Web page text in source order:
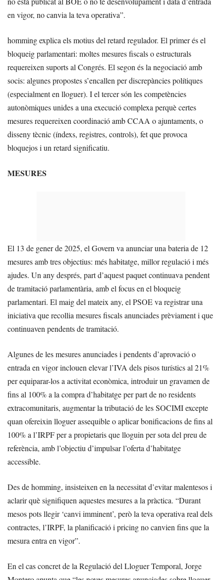
en vigor, no canvia la teva operativa”.
homming explica els motius del retard regulador. El primer és el
bloqueig parlamentari: moltes mesures fiscals o estructurals
requereixen suports al Congrés. El segon és la negociació amb
socis: algunes propostes s’encallen per discrepàncies polítiques
(especialment en lloguer). I el tercer són les competències
autonòmiques unides a una execució complexa perquè certes
mesures requereixen coordinació amb CCAA o ajuntaments, o
disseny tècnic (índexs, registres, controls), fet que provoca
bloquejos i un retard significatiu.
MESURES
El 13 de gener de 2025, el Govern va anunciar una bateria de 12
mesures amb tres objectius: més habitatge, millor regulació i més
ajudes. Un any després, part d’aquest paquet continuava pendent
de tramitació parlamentària, amb el focus en el bloqueig
parlamentari. El maig del mateix any, el PSOE va registrar una
iniciativa que recollia mesures fiscals anunciades prèviament i que
continuaven pendents de tramitació.
Algunes de les mesures anunciades i pendents d’aprovació o
entrada en vigor inclouen elevar l’IVA dels pisos turístics al 21%
per equiparar-los a activitat econòmica, introduir un gravamen de
fins al 100% a la compra d’habitatge per part de no residents
extracomunitaris, augmentar la tributació de les SOCIMI excepte
quan ofereixin lloguer assequible o aplicar bonificacions de fins al
100% a l’IRPF per a propietaris que lloguin per sota del preu de
referència, amb l’objectiu d’impulsar l’oferta d’habitatge
accessible.
Des de homming, insisteixen en la necessitat d’evitar malentesos i
aclarir què signifiquen aquestes mesures a la pràctica. “Durant
mesos pots llegir ‘canvi imminent’, però la teva operativa real dels
contractes, l’IRPF, la planificació i pricing no canvien fins que la
mesura entra en vigor”.
En el cas concret de la Regulació del Lloguer Temporal, Jorge